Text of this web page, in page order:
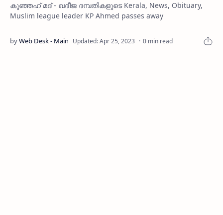
കുഞ്ഞഹ് മദ് - ഖദീജ ദമ്പതികളുടെ Kerala, News, Obituary,
Muslim league leader KP Ahmed passes away
0 min read